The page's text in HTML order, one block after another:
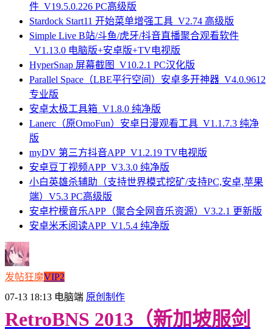
件_V19.5.0.226 PC高级版
Stardock Start11 开始菜单增强工具_V2.74 高级版
Simple Live B站/斗鱼/虎牙/抖音直播聚合观看软件
_V1.13.0 电脑版+安卓版+TV电视版
HyperSnap 屏幕截图_V10.2.1 PC汉化版
Parallel Space（LBE平行空间）安卓多开神器_V4.0.9612
专业版
安卓太极工具箱_V1.8.0 纯净版
Lanerc（原OmoFun）安卓日漫观看工具_V1.1.7.3 纯净
版
myDV 第三方抖音APP_V1.2.19 TV电视版
安卓豆丁视频APP_V3.3.0 纯净版
小白英雄杀辅助（支持世界模式挖矿/支持PC,安卓,苹果
端）V5.3 PC高级版
安卓柠檬音乐APP（聚合全网音乐资源）V3.2.1 更新版
安卓米禾阅读APP_V1.5.4 纯净版
发帖狂魔VIP2
07-13 18:13 电脑端 原创制作
RetroBNS 2013（新加坡服剑